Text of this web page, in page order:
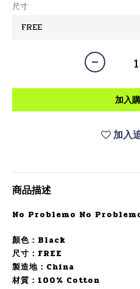
尺寸
加入
加入
商品描述
No Problemo No
顏色：Black
尺寸：FREE
製造地：China
材質：100% Cotton